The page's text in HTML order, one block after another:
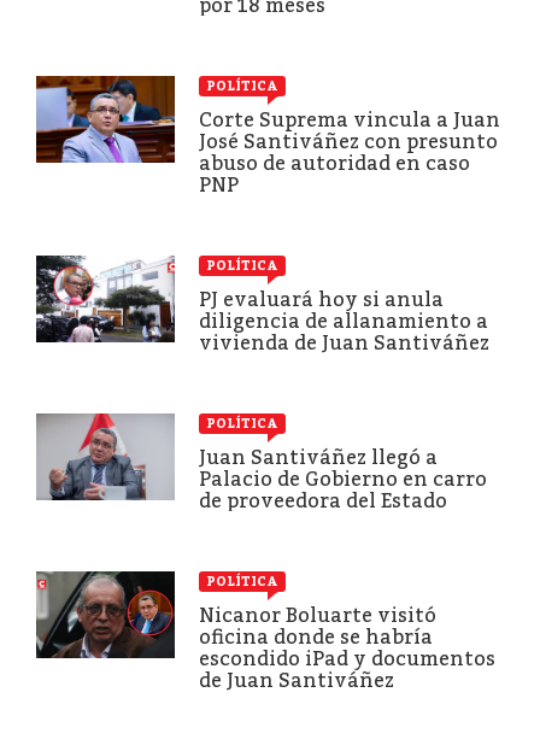
por 18 meses
POLÍTICA
Corte Suprema vincula a Juan
José Santiváñez con presunto
abuso de autoridad en caso
PNP
POLÍTICA
PJ evaluará hoy si anula
diligencia de allanamiento a
vivienda de Juan Santiváñez
POLÍTICA
Juan Santiváñez llegó a
Palacio de Gobierno en carro
de proveedora del Estado
POLÍTICA
Nicanor Boluarte visitó
oficina donde se habría
escondido iPad y documentos
de Juan Santiváñez